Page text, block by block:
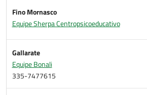
Fino Mornasco
Equipe Sherpa Centropsicoeducativo
Gallarate
Equipe Bonali
335-7477615